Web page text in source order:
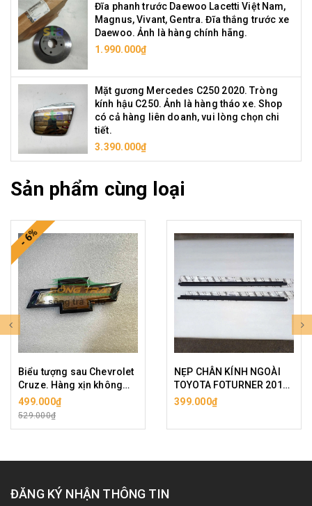
Đĩa phanh trước Daewoo Lacetti Việt Nam,
Magnus, Vivant, Gentra. Đĩa thắng trước xe
Daewoo. Ảnh là hàng chính hãng.
1.990.000₫
Mặt gương Mercedes C250 2020. Tròng
kính hậu C250. Ảnh là hàng tháo xe. Shop
có cả hàng liên doanh, vui lòng chọn chi
tiết.
3.390.000₫
Sản phẩm cùng loại
- 6%
Biểu tượng sau Chevrolet
Cruze. Hàng xịn không
bao bì.
499.000₫
529.000₫
NẸP CHÂN KÍNH NGOÀI
TOYOTA FOTURNER 2015
( GIÁ 1 BÊN)
399.000₫
ĐĂNG KÝ NHẬN THÔNG TIN